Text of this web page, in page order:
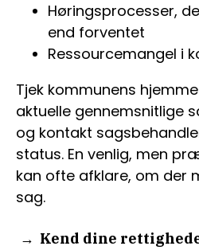
Høringsprocesser,
end forventet
Ressourcemangel i
Tjek kommunens
aktuelle gennemsnitlige
og kontakt
status. En venlig, men
kan ofte afklare, om der
sag.
Kend dine